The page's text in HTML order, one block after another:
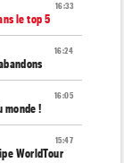
16:33
le top 5
16:24
16:05
monde !
15:47
WorldTour